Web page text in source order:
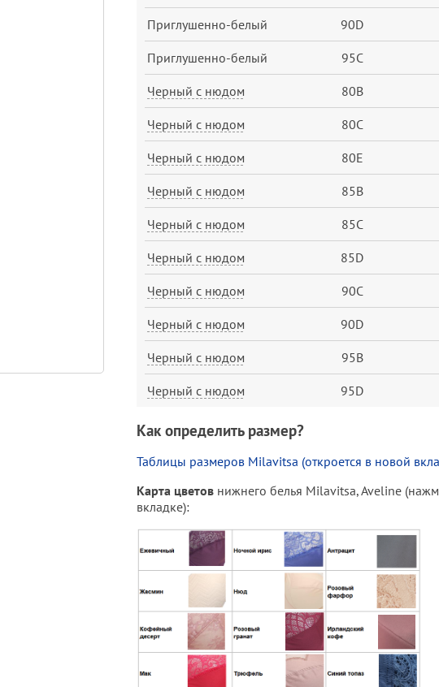
Приглушенно-белый 90D
Приглушенно-белый 95C
Черный с нюдом 80B
Черный с нюдом 80C
Черный с нюдом 80E
Черный с нюдом 85B
Черный с нюдом 85C
Черный с нюдом 85D
Черный с нюдом 90C
Черный с нюдом 90D
Черный с нюдом 95B
Черный с нюдом 95D
Как определить размер?
Таблицы размеров Milavitsa (откроется в новой
Карта цветов нижнего белья Milavitsa, Aveline
вкладке):